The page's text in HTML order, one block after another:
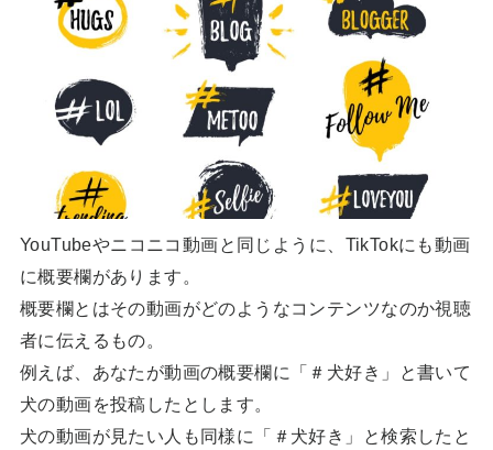
YouTubeやニコニコ動画と同じように、TikTokにも動画
に概要欄があります。
概要欄とはその動画がどのようなコンテンツなのか視聴
者に伝えるもの。
例えば、あなたが動画の概要欄に「＃犬好き」と書いて
犬の動画を投稿したとします。
犬の動画が見たい人も同様に「＃犬好き」と検索したと